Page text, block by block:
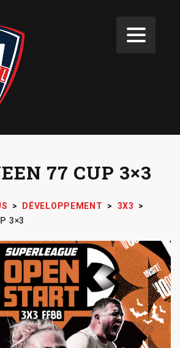
77 CUP 3×3
> DÉVELOPPEMENT > 3X3
>
3×3